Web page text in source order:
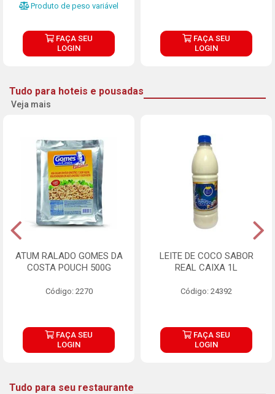
Produto de peso variável
FAÇA SEU
LOGIN
FAÇA SEU
LOGIN
Tudo para hoteis e pousadas
Veja mais
ATUM RALADO GOMES DA
COSTA POUCH 500G
Código: 2270
FAÇA SEU
LOGIN
LEITE DE COCO SABOR
REAL CAIXA 1L
Código: 24392
FAÇA SEU
LOGIN
Tudo para seu restaurante